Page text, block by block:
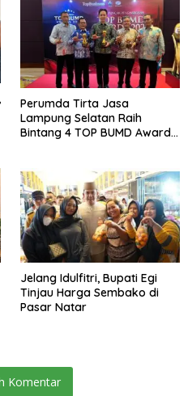
Perumda Tirta Jasa
Lampung Selatan Raih
Bintang 4 TOP BUMD Awards
Jelang Idulfitri, Bupati Egi
Tinjau Harga Sembako di
Pasar Natar
Komentar